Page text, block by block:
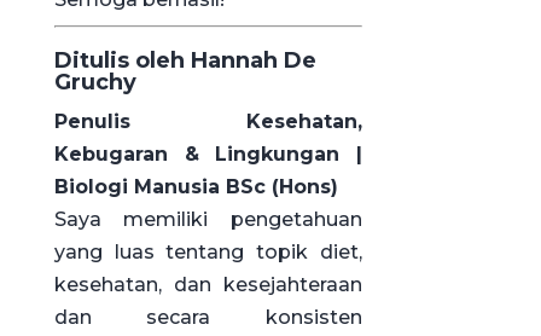
Ditulis oleh Hannah De
Gruchy
Penulis Kesehatan,
Kebugaran & Lingkungan |
Biologi Manusia BSc (Hons)
Saya memiliki pengetahuan
yang luas tentang topik diet,
kesehatan, dan kesejahteraan
dan secara konsisten